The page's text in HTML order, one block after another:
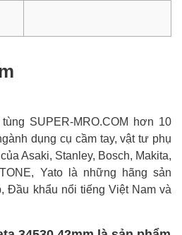
SUPER-MRO.COM hơn 10
dụng cụ cầm tay, vật tư phụ
Asaki, Stanley, Bosch, Makita,
Yato là những hãng sản
Đầu khẩu nổi tiếng Việt Nam và